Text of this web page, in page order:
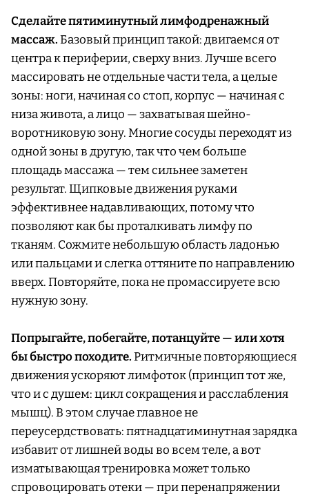
Сделайте пятиминутный лимфодренажный
массаж.Базовый принцип такой: двигаемся от
центра к периферии, сверху вниз. Лучше всего
массировать не отдельные части тела, а целые
зоны: ноги, начиная со стоп, корпус — начиная с
низа живота, а лицо — захватывая шейно-
воротниковую зону. Многие сосуды переходят из
одной зоны в другую, так что чем больше
площадь массажа — тем сильнее заметен
результат. Щипковые движения руками
эффективнее надавливающих, потому что
позволяют как бы проталкивать лимфу по
тканям. Сожмите небольшую область ладонью
или пальцами и слегка оттяните по направлению
вверх. Повторяйте, пока не промассируете всю
нужную зону.
Попрыгайте, побегайте, потанцуйте — или хотя
бы быстро походите.Ритмичные повторяющиеся
движения ускоряют лимфоток (принцип тот же,
что и с душем: цикл сокращения и расслабления
мышц). В этом случае главное не
переусердствовать: пятнадцатиминутная зарядка
избавит от лишней воды во всем теле, а вот
изматывающая тренировка может только
спровоцировать отеки — при перенапряжении